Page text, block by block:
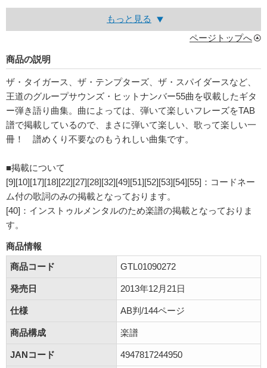
もっと見る
ページトップへ
商品の説明
ザ・タイガース、ザ・テンプターズ、ザ・スパイダースなど、
王道のグループサウンズ・ヒットナンバー55曲を収載したギタ
ー弾き語り曲集。曲によっては、弾いて楽しいフレーズをTAB
譜で掲載しているので、まさに弾いて楽しい、歌って楽しい一
冊！ 譜めくり不要なのもうれしい曲集です。
■掲載について
[9][10][17][18][22][27][28][32][49][51][52][53][54][55]：コードネー
ム付の歌詞のみの掲載となっております。
[40]：インストゥルメンタルのため楽譜の掲載となっておりま
す。
商品情報
商品コード
GTL01090272
発売日 2013年12月21日
仕様 AB判/144ページ
商品構成 楽譜
JANコード 4947817244950